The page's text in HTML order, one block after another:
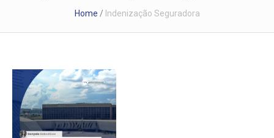
Home / Indenização Seguradora